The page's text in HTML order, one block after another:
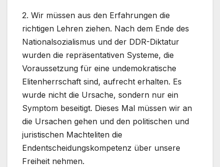
2. Wir müssen aus den Erfahrungen die
richtigen Lehren ziehen. Nach dem Ende des
Nationalsozialismus und der DDR-Diktatur
wurden die repräsentativen Systeme, die
Voraussetzung für eine undemokratische
Elitenherrschaft sind, aufrecht erhalten. Es
wurde nicht die Ursache, sondern nur ein
Symptom beseitigt. Dieses Mal müssen wir an
die Ursachen gehen und den politischen und
juristischen Machteliten die
Endentscheidungskompetenz über unsere
Freiheit nehmen.